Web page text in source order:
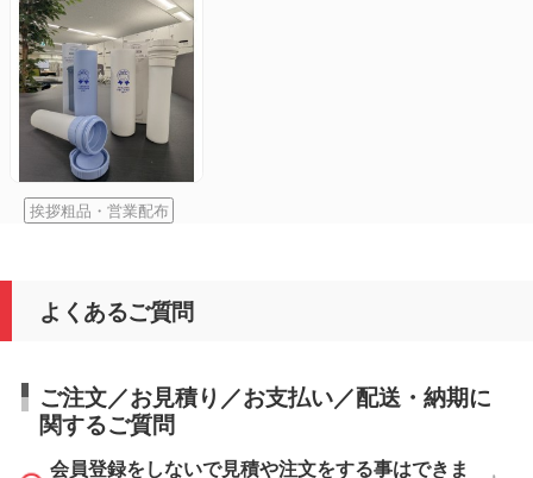
挨拶粗品・営業配布
よくあるご質問
ご注文／お見積り／お支払い／配送・納期に
関するご質問
会員登録をしないで見積や注文をする事はできま